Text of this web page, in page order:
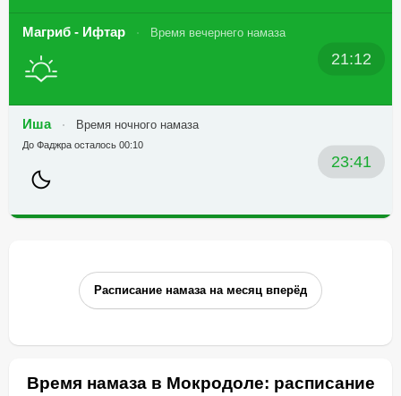
Магриб - Ифтар Время вечернего намаза
21:12
Иша Время ночного намаза
23:41
До Фаджра осталось 00:10
Расписание намаза на месяц вперёд
Время намаза в Мокродоле: расписание